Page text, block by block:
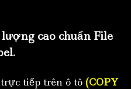
cao chuẩn File
tiếp trên ô tô (COPY